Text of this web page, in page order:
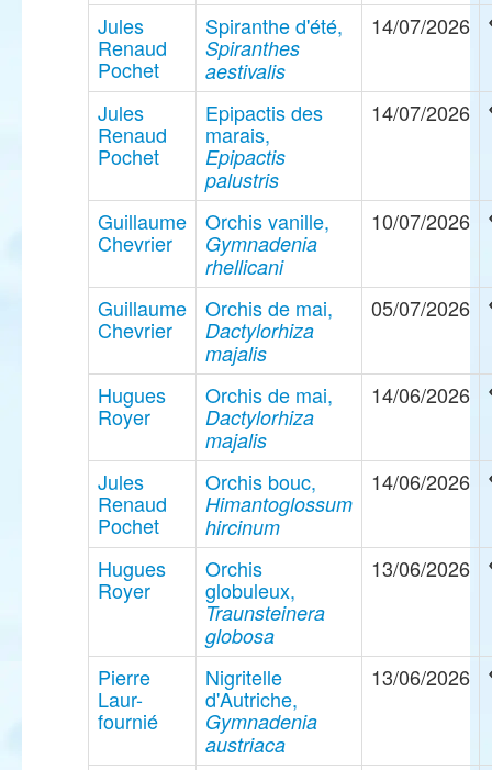
Jules
Renaud
Pochet
Spiranthe d'été,
Spiranthes
aestivalis
14/07/2026
Jules
Renaud
Pochet
Epipactis des
marais,
Epipactis
palustris
14/07/2026
Guillaume
Chevrier
Orchis vanille,
Gymnadenia
rhellicani
10/07/2026
Guillaume
Chevrier
Orchis de mai,
Dactylorhiza
majalis
05/07/2026
Hugues
Royer
Orchis de mai,
Dactylorhiza
majalis
14/06/2026
Jules
Renaud
Pochet
Orchis bouc,
Himantoglossum
hircinum
14/06/2026
Hugues
Royer
Orchis
globuleux,
Traunsteinera
globosa
13/06/2026
Pierre
Laur-
fournié
Nigritelle
d'Autriche,
Gymnadenia
austriaca
13/06/2026